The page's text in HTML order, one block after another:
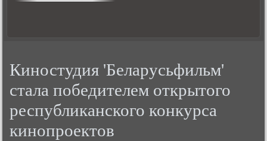
Киностудия 'Беларусьфильм'
стала победителем открытого
республиканского конкурса
кинопроектов